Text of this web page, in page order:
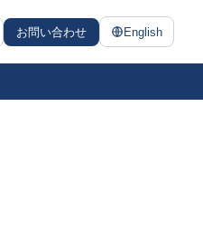
お問い合わせ English